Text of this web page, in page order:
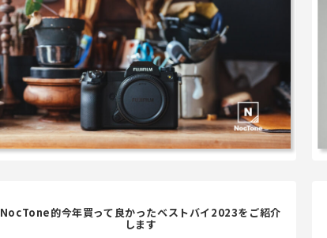
NocTone的今年買って良かったベストバイ2023をご紹介
します